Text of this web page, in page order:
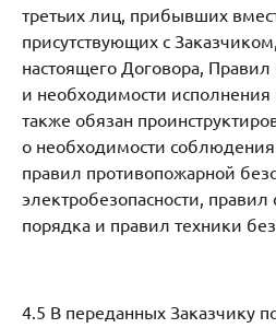
третьих лиц, прибывших
присутствующих с
настоящего Договора,
и необходимости исполнения
также обязан
о необходимости соблюдения
правил противопожарной
электробезопасности,
порядка и правил техники
4.5 В переданных Заказчику